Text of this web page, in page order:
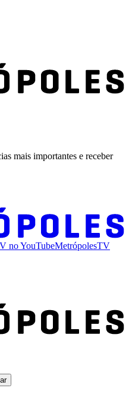
mais importantes e receber
noYouTubeMetrópolesTV